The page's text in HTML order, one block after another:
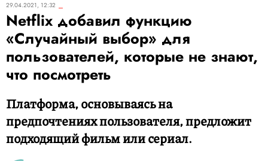
29.04.2021, 12:32
Netflix добавил функцию
«Случайный выбор» для
пользователей, которые не знают,
что посмотреть
Платформа, основываясь на
предпочтениях пользователя, предложит
подходящий фильм или сериал.